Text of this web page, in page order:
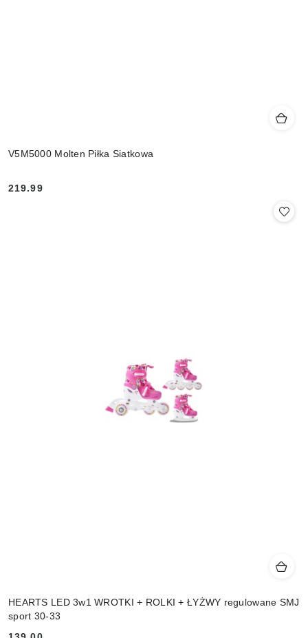
V5M5000 Molten Piłka Siatkowa
Cena:
219.99
HEARTS LED 3w1 WROTKI + ROLKI + ŁYŻWY regulowane SMJ
sport 30-33